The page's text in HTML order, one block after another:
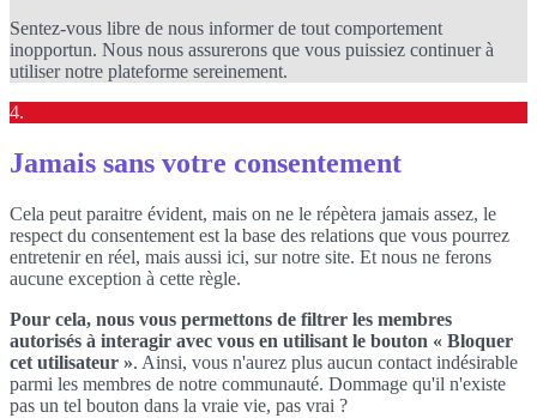
Sentez-vous libre de nous informer de tout comportement
inopportun. Nous nous assurerons que vous puissiez continuer à
utiliser notre plateforme sereinement.
4.
Jamais sans votre consentement
Cela peut paraitre évident, mais on ne le répètera jamais assez, le
respect du consentement est la base des relations que vous pourrez
entretenir en réel, mais aussi ici, sur notre site. Et nous ne ferons
aucune exception à cette règle.
Pour cela, nous vous permettons de filtrer les membres
autorisés à interagir avec vous en utilisant le bouton « Bloquer
cet utilisateur ». Ainsi, vous n'aurez plus aucun contact indésirable
parmi les membres de notre communauté. Dommage qu'il n'existe
pas un tel bouton dans la vraie vie, pas vrai ?